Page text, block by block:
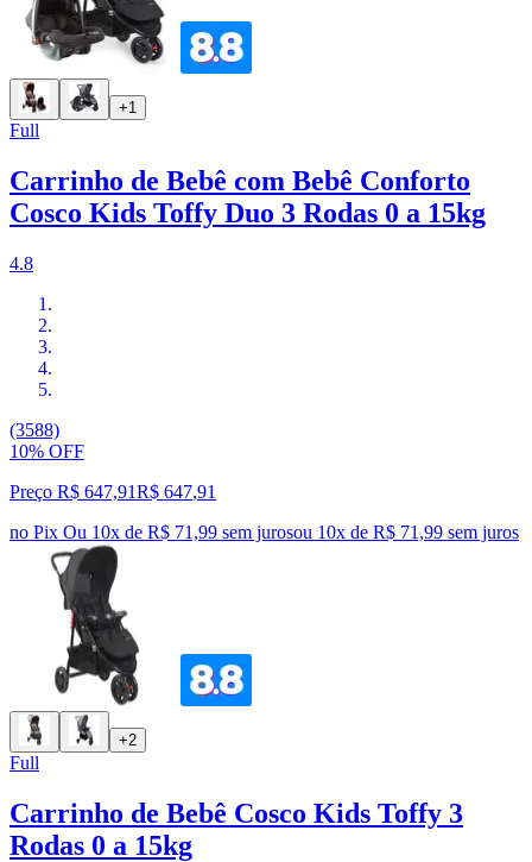
+1
Full
Carrinho de Bebê com Bebê Conforto
Cosco Kids Toffy Duo 3 Rodas 0 a 15kg
4.8
(3588)
10% OFF
Preço R$ 647,91R$ 647,91
no Pix Ou 10x de R$ 71,99 sem jurosou 10x de R$ 71,99 sem juros
+2
Full
Carrinho de Bebê Cosco Kids Toffy 3
Rodas 0 a 15kg